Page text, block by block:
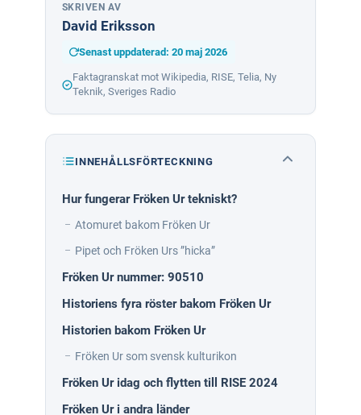
SKRIVEN AV
David Eriksson
Senast uppdaterad: 20 maj 2026
Faktagranskat mot Wikipedia, RISE, Telia, Ny
Teknik, Sveriges Radio
INNEHÅLLSFÖRTECKNING
Hur fungerar Fröken Ur tekniskt?
Atomuret bakom Fröken Ur
Pipet och Fröken Urs ”hicka”
Fröken Ur nummer: 90510
Historiens fyra röster bakom Fröken Ur
Historien bakom Fröken Ur
Fröken Ur som svensk kulturikon
Fröken Ur idag och flytten till RISE 2024
Fröken Ur i andra länder